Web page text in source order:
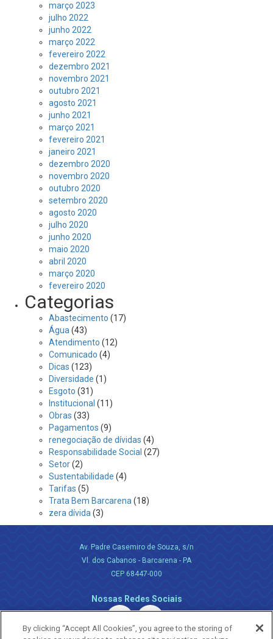
março 2023
julho 2022
junho 2022
março 2022
fevereiro 2022
dezembro 2021
novembro 2021
outubro 2021
agosto 2021
junho 2021
março 2021
fevereiro 2021
janeiro 2021
dezembro 2020
novembro 2020
outubro 2020
setembro 2020
agosto 2020
julho 2020
junho 2020
maio 2020
abril 2020
março 2020
fevereiro 2020
Categorias
Abastecimento (17)
Água (43)
Atendimento (12)
Comunicado (4)
Dicas (123)
Diversidade (1)
Esgoto (31)
Institucional (11)
Obras (33)
Pagamentos (9)
renegociação de dívidas (4)
Responsabilidade Social (27)
Setor(2)
Sustentabilidade (4)
Tarifas (5)
Trata Bem Barcarena (18)
zera dívida (3)
Av. Padre Casemiro de Souza, s/n
Vl. dos Cabanos - Barcarena - PA
CEP 68447-000
Nossas Redes Sociais
By clicking “Accept All Cookies”, you agree to the storing of